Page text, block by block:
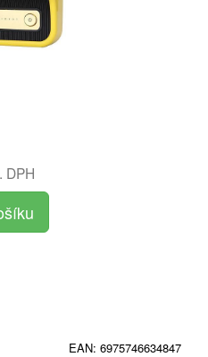
DPH
EAN: 6975746634847